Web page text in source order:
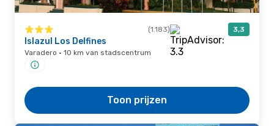
(1.183) 3,3
Islazul Los Delfines
Varadero · 10 km van stadscentrum
Toon prijzen